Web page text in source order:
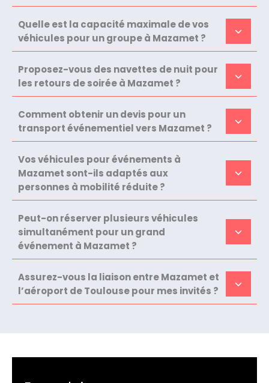
Quelle est la capacité maximale de vos
véhicules pour un groupe à Mazamet ?
Proposez-vous des navettes de nuit pour
les retours de soirée à Mazamet ?
Comment obtenir un devis pour un
transport événementiel vers Mazamet ?
Vos véhicules pour événements à
Mazamet sont-ils adaptés aux
personnes à mobilité réduite ?
Peut-on réserver plusieurs véhicules
simultanément pour un grand
événement à Mazamet ?
Assurez-vous la liaison entre Mazamet et
l’aéroport de Toulouse pour mes invités ?